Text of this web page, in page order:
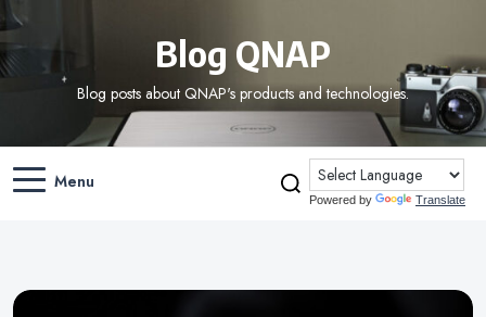
Blog QNAP
Blog posts about QNAP's products and technologies.
Menu
Powered by Translate